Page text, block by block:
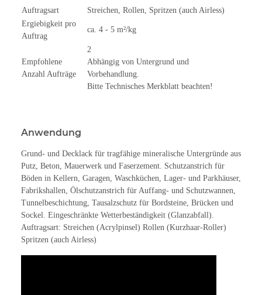
Auftragsart
Streichen, Rollen, Spritzen (auch Airless)
Ergiebigkeit pro
Auftrag
ca. 4 - 5 m²/kg
Empfohlene
Anzahl Aufträge
2
Abhängig von Untergrund und
Vorbehandlung.
Bitte Technisches Merkblatt beachten!
Anwendung
Grund- und Decklack für tragfähige mineralische Untergründe aus
Putz, Beton, Mauerwerk und Faserzement. Schutzanstrich für
Böden in Kellern, Garagen, Waschküchen, Lager- und Parkhäuser,
Fabrikshallen, Ölschutzanstrich für Auffang- und Schutzwannen,
Tunnelbeschichtung, Tausalzschutz für Bordsteine, Brücken und
Sockel. Eingeschränkte Wetterbeständigkeit (Glanzabfall).
Auftragsart: Streichen (Acrylpinsel) Rollen (Kurzhaar-Roller)
Spritzen (auch Airless)